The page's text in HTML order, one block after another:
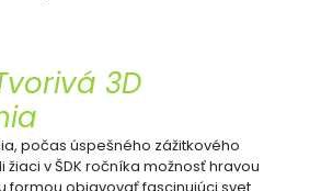
3D
počas úspešného zážitkového
v ŠDK ročníka možnosť hravou